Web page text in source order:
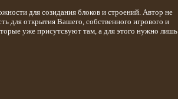
для созидания блоков и строений. Автор не
для открытия Вашего, собственного игрового и
уже присутсвуют там, а для этого нужно лишь